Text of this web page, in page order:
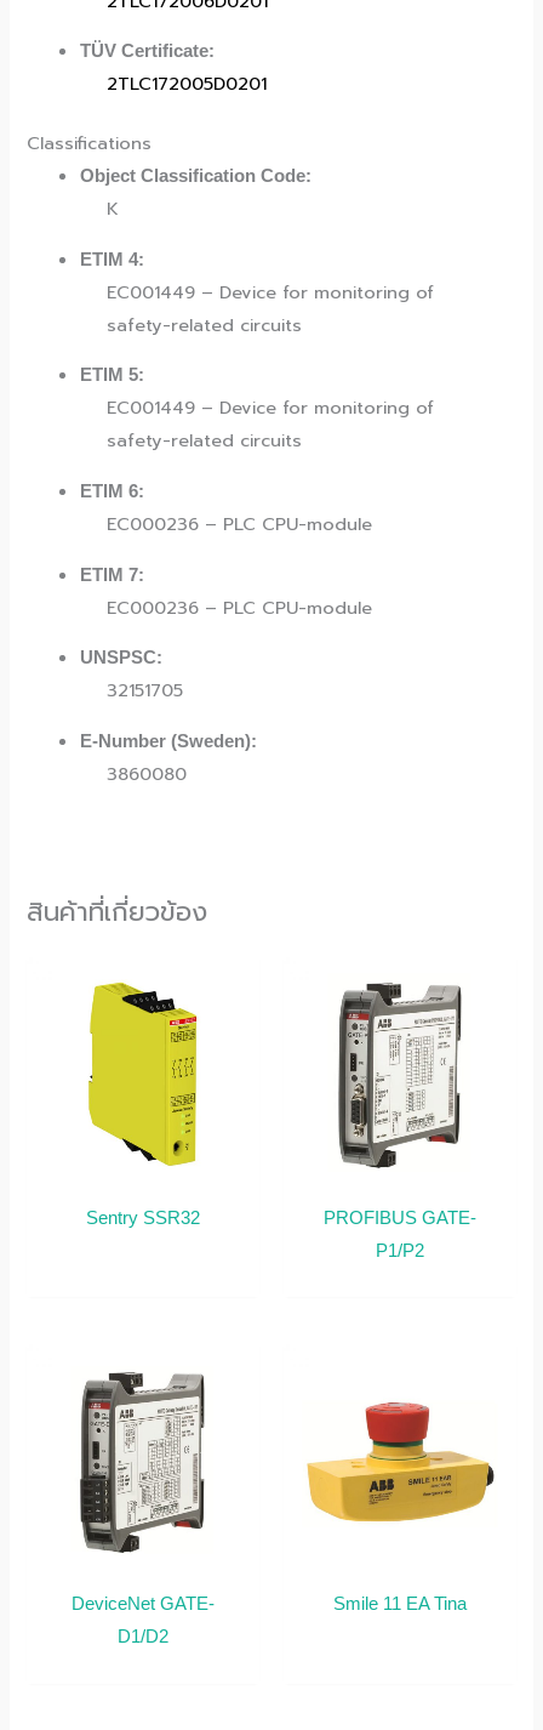
TÜV Certificate:
2TLC172005D0201
Classifications
Object Classification Code:
K
ETIM 4:
EC001449 – Device for monitoring of
safety-related circuits
ETIM 5:
EC001449 – Device for monitoring of
safety-related circuits
ETIM 6:
EC000236 – PLC CPU-module
ETIM 7:
EC000236 – PLC CPU-module
UNSPSC:
32151705
E-Number (Sweden):
3860080
สินค้าที่เกี่ยวข้อง
Sentry SSR32
PROFIBUS GATE-
P1/P2
DeviceNet GATE-
D1/D2
Smile 11 EA Tina